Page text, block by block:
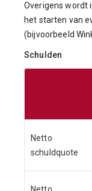
Overigens wordt
het starten van
(bijvoorbeeld
Schulden
Netto
schuldquote